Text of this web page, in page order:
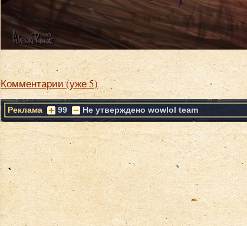
Комментарии (уже 5)
Реклама 99 Не утверждено wowlol team